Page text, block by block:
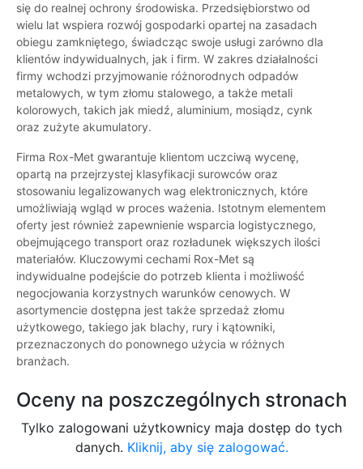
się do realnej ochrony środowiska. Przedsiębiorstwo od
wielu lat wspiera rozwój gospodarki opartej na zasadach
obiegu zamkniętego, świadcząc swoje usługi zarówno dla
klientów indywidualnych, jak i firm. W zakres działalności
firmy wchodzi przyjmowanie różnorodnych odpadów
metalowych, w tym złomu stalowego, a także metali
kolorowych, takich jak miedź, aluminium, mosiądz, cynk
oraz zużyte akumulatory.
Firma Rox-Met gwarantuje klientom uczciwą wycenę,
opartą na przejrzystej klasyfikacji surowców oraz
stosowaniu legalizowanych wag elektronicznych, które
umożliwiają wgląd w proces ważenia. Istotnym elementem
oferty jest również zapewnienie wsparcia logistycznego,
obejmującego transport oraz rozładunek większych ilości
materiałów. Kluczowymi cechami Rox-Met są
indywidualne podejście do potrzeb klienta i możliwość
negocjowania korzystnych warunków cenowych. W
asortymencie dostępna jest także sprzedaż złomu
użytkowego, takiego jak blachy, rury i kątowniki,
przeznaczonych do ponownego użycia w różnych
branżach.
Oceny na poszczególnych stronach
Tylko zalogowani użytkownicy maja dostęp do tych
danych. Kliknij, aby się zalogować.